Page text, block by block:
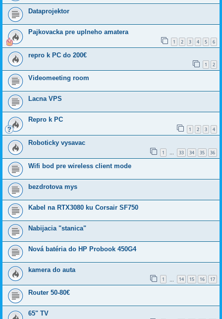
Dataprojektor
Pajkovacka pre uplneho amatera
1 2 3 4 5 6
repro k PC do 200€
1 2
Videomeeting room
Lacna VPS
Repro k PC
1 2 3 4
Roboticky vysavac
1 … 33 34 35 36
Wifi bod pre wireless client mode
bezdrotova mys
Kabel na RTX3080 ku Corsair SF750
Nabijacia "stanica"
Nová batéria do HP Probook 450G4
kamera do auta
1 14 15 16 17
Router 50-80€
65" TV